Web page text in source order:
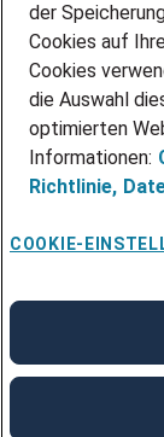
PRESSE
KONTAKT
@Adecco 2026
IMPRESSUM
DATENSCHUTZ
COOKIE-
linkedinFacebook
der
Cookies auf
Cookies
die Auswahl
optimierten
Informationen:
Richtlinie,
COOKIE-